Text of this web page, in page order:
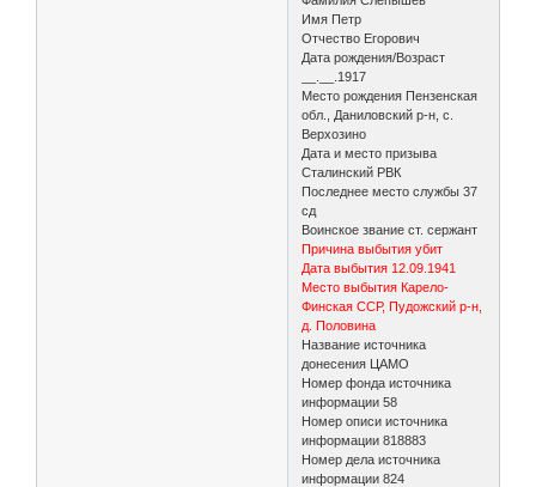
Имя Петр
Отчество Егорович
Дата рождения/Возраст
__.__.1917
Место рождения Пензенская
обл., Даниловский р-н, с.
Верхозино
Дата и место призыва
Сталинский РВК
Последнее место службы 37
сд
Воинское звание ст. сержант
Причина выбытия убит
Дата выбытия 12.09.1941
Место выбытия Карело-
Финская ССР, Пудожский р-н,
д. Половина
Название источника
донесения ЦАМО
Номер фонда источника
информации 58
Номер описи источника
информации 818883
Номер дела источника
информации 824